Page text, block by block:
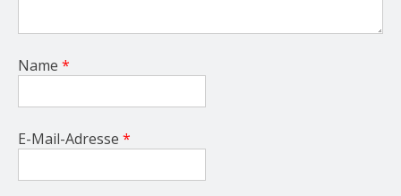
Name *
E-Mail-Adresse *